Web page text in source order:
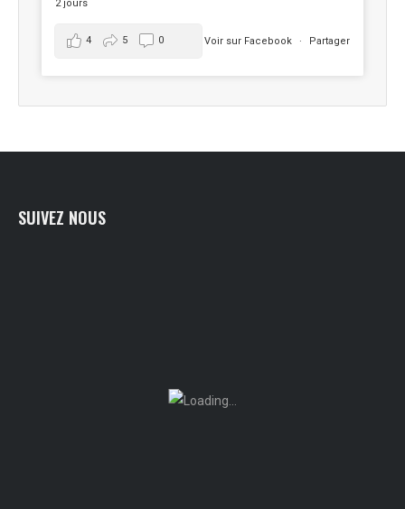
2 jours
Voir sur Facebook · Partager
4 5 0
SUIVEZ NOUS